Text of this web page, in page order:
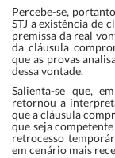
Percebe-se,
STJ a existência de
premissa da real
da cláusula
que as provas
dessa vontade.
Salienta-se que,
retornou a
que a cláusula
que seja
retrocesso
em cenário mais